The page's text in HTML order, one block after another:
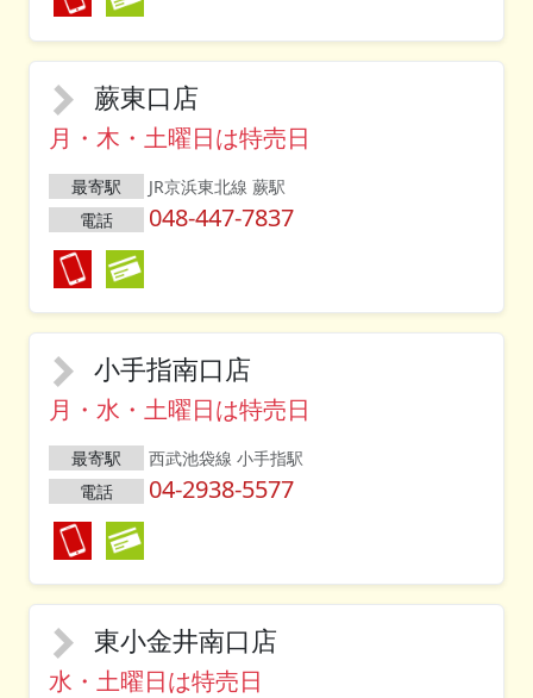
蕨東口店
月・木・土曜日は特売日
最寄駅
JR京浜東北線 蕨駅
電話
048-447-7837
小手指南口店
月・水・土曜日は特売日
最寄駅
西武池袋線 小手指駅
電話
04-2938-5577
東小金井南口店
水・土曜日は特売日